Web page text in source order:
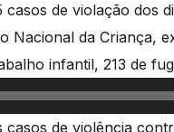
de violação dos
Nacional da Criança,
infantil, 213 de
de violência